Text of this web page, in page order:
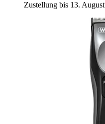
Zustellung bis 13. August